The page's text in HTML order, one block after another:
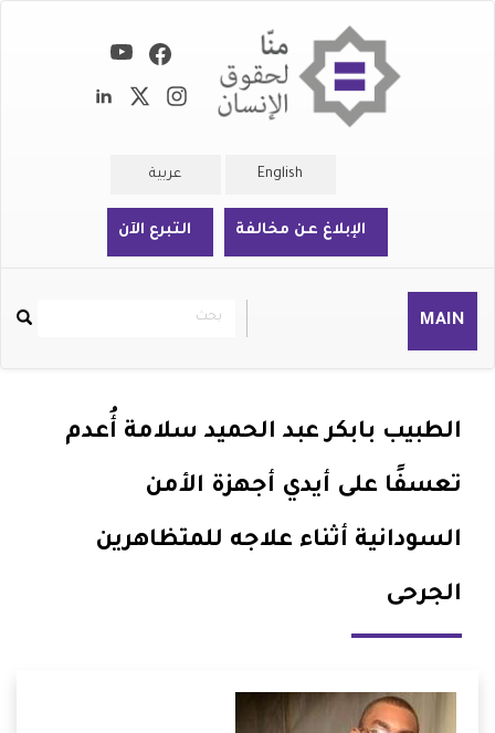
English عربية
الإبلاغ عن مخالفة التبرع الآن
MAIN
Rechercher
بحث
الطبيب بابكر عبد الحميد سلامة أُعدم
تعسفًا على أيدي أجهزة الأمن
السودانية أثناء علاجه للمتظاهرين
الجرحى